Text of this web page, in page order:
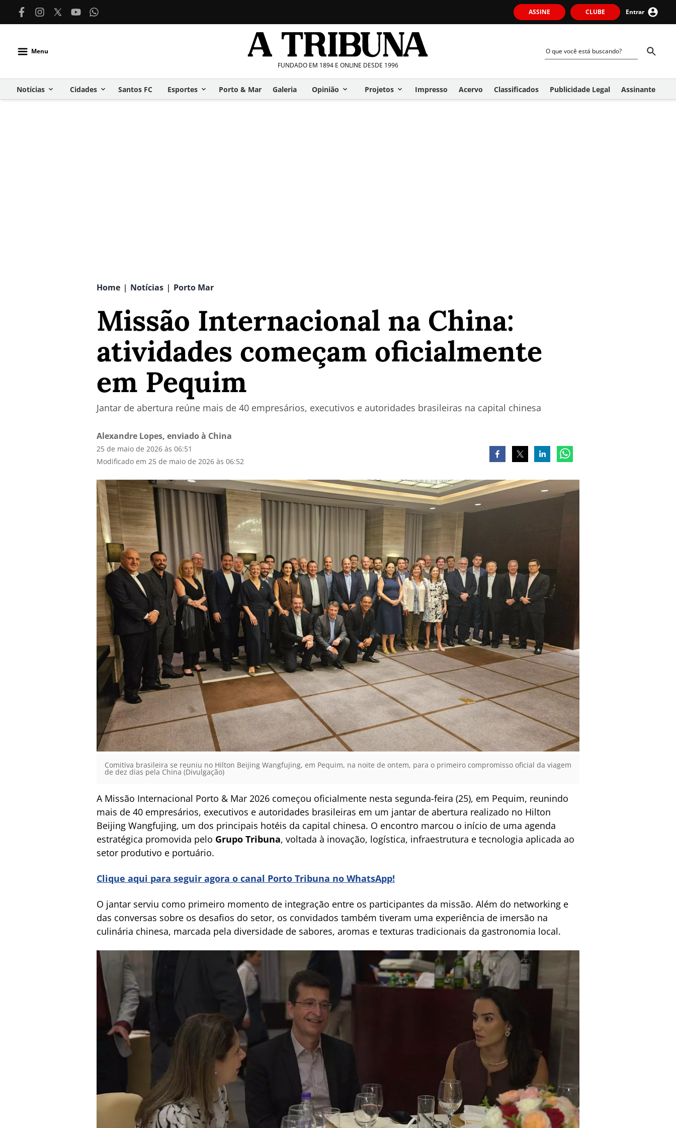
ASSINE CLUBE Entrar
Menu
FUNDADO EM 1894 E ONLINE DESDE 1996
Notícias Cidades Santos FC Esportes Porto & Mar Galeria Opinião Projetos Impresso Acervo Classificados Publicidade Legal Assinante
Home | Notícias | Porto Mar
Missão Internacional na China:
atividades começam oficialmente
em Pequim
Jantar de abertura reúne mais de 40 empresários, executivos e autoridades brasileiras na capital chinesa
Alexandre Lopes, enviado à China
25 de maio de 2026 às 06:51
Modificado em 25 de maio de 2026 às 06:52
Comitiva brasileira se reuniu no Hilton Beijing Wangfujing, em Pequim, na noite de ontem, para o primeiro compromisso oficial da viagem
de dez dias pela China (Divulgação)
A Missão Internacional Porto & Mar 2026 começou oficialmente nesta segunda-feira (25), em Pequim, reunindo
mais de 40 empresários, executivos e autoridades brasileiras em um jantar de abertura realizado no Hilton
Beijing Wangfujing, um dos principais hotéis da capital chinesa. O encontro marcou o início de uma agenda
estratégica promovida pelo Grupo Tribuna, voltada à inovação, logística, infraestrutura e tecnologia aplicada ao
setor produtivo e portuário.
Clique aqui para seguir agora o canal Porto Tribuna no WhatsApp!
O jantar serviu como primeiro momento de integração entre os participantes da missão. Além do networking e
das conversas sobre os desafios do setor, os convidados também tiveram uma experiência de imersão na
culinária chinesa, marcada pela diversidade de sabores, aromas e texturas tradicionais da gastronomia local.